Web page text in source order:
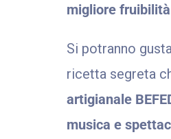
migliore fruibilità
Si potranno
ricetta segreta
artigianale
musica e